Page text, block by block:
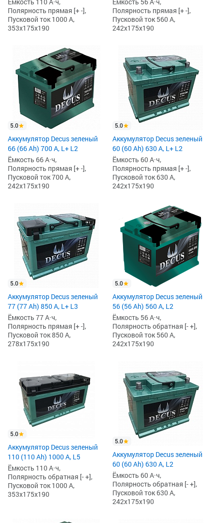
Ёмкость 110 А·ч,
Полярность прямая [+ -],
Пусковой ток 1000 А,
353x175x190
Ёмкость 56 А·ч,
Полярность прямая [+ -],
Пусковой ток 560 А,
242x175x190
5.0
Аккумулятор Decus зеленый
66 (66 Ah) 700 А, L+ L2
Ёмкость 66 А·ч,
Полярность прямая [+ -],
Пусковой ток 700 А,
242x175x190
5.0
Аккумулятор Decus зеленый
60 (60 Ah) 630 А, L+ L2
Ёмкость 60 А·ч,
Полярность прямая [+ -],
Пусковой ток 630 А,
242x175x190
5.0
Аккумулятор Decus зеленый
77 (77 Ah) 850 А, L+ L3
Ёмкость 77 А·ч,
Полярность прямая [+ -],
Пусковой ток 850 А,
278x175x190
5.0
Аккумулятор Decus зеленый
56 (56 Ah) 560 А, L2
Ёмкость 56 А·ч,
Полярность обратная [- +],
Пусковой ток 560 А,
242x175x190
5.0
Аккумулятор Decus зеленый
110 (110 Ah) 1000 А, L5
Ёмкость 110 А·ч,
Полярность обратная [- +],
Пусковой ток 1000 А,
353x175x190
5.0
Аккумулятор Decus зеленый
60 (60 Ah) 630 А, L2
Ёмкость 60 А·ч,
Полярность обратная [- +],
Пусковой ток 630 А,
242x175x190